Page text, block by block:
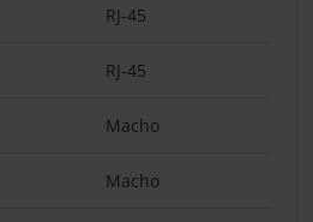
RJ-45
RJ-45
Macho
Macho